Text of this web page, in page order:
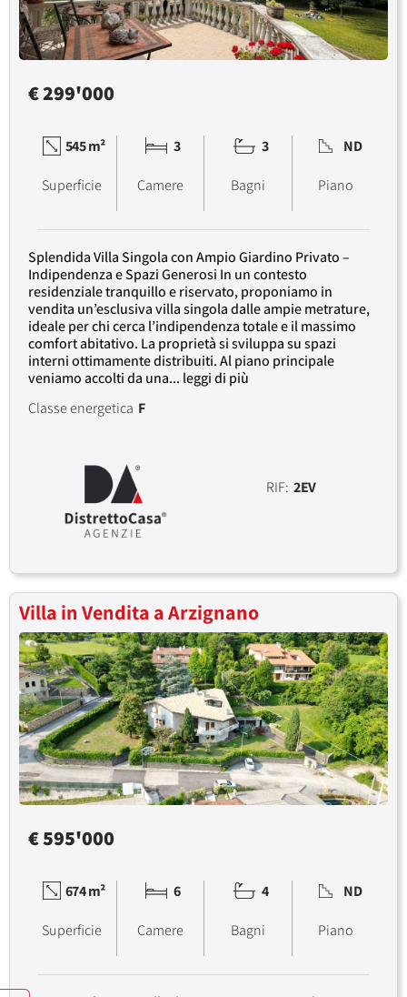
€ 299'000
545 m²
Superficie
3
Camere
3
Bagni
ND
Piano
Splendida Villa Singola con Ampio Giardino Privato –
Indipendenza e Spazi Generosi In un contesto
residenziale tranquillo e riservato, proponiamo in
vendita un’esclusiva villa singola dalle ampie metrature,
ideale per chi cerca l’indipendenza totale e il massimo
comfort abitativo. La proprietà si sviluppa su spazi
interni ottimamente distribuiti. Al piano principale
veniamo accolti da una... leggi di più
RIF: 2EV
Classe energetica F
Villa in Vendita a Arzignano
€ 595'000
674 m²
Superficie
6
Camere
4
Bagni
ND
Piano